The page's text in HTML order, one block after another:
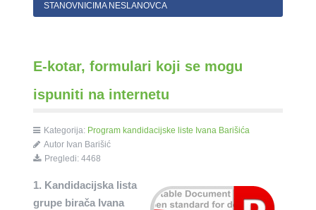
STANOVNICIMA NESLANOVCA
E-kotar, formulari koji se mogu
ispuniti na internetu
Kategorija: Program kandidacijske liste Ivana Barišića
Autor Ivan Barišić
Pregledi: 4468
1. Kandidacijska lista
grupe birača Ivana